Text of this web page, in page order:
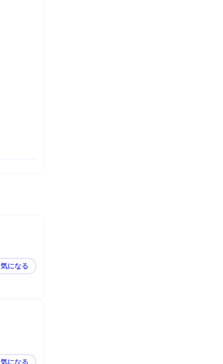
マンション管理＜正社員_秋田＞／18817
気になる
気になる